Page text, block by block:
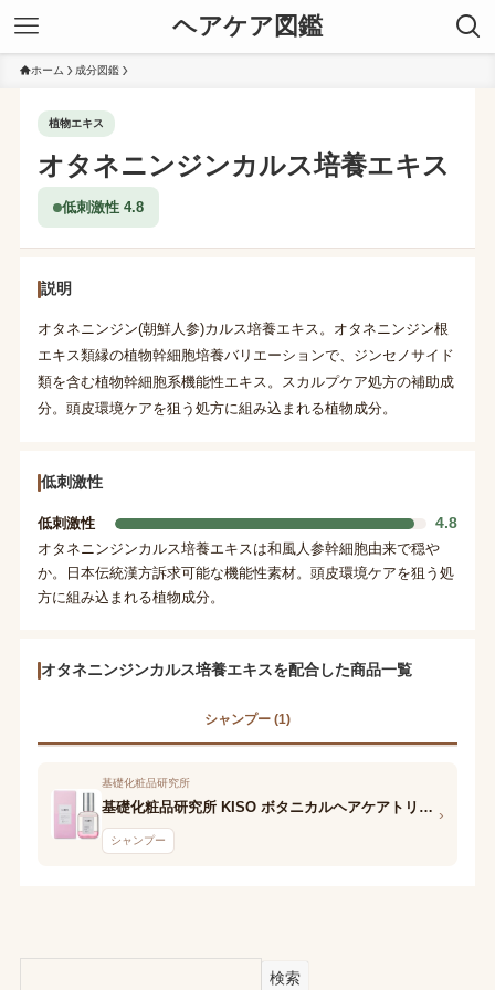
ヘアケア図鑑
ホーム 成分図鑑
植物エキス
オタネニンジンカルス培養エキス
低刺激性 4.8
説明
オタネニンジン(朝鮮人参)カルス培養エキス。オタネニンジン根
エキス類縁の植物幹細胞培養バリエーションで、ジンセノサイド
類を含む植物幹細胞系機能性エキス。スカルプケア処方の補助成
分。頭皮環境ケアを狙う処方に組み込まれる植物成分。
低刺激性
低刺激性 4.8
オタネニンジンカルス培養エキスは和風人参幹細胞由来で穏や
か。日本伝統漢方訴求可能な機能性素材。頭皮環境ケアを狙う処
方に組み込まれる植物成分。
オタネニンジンカルス培養エキスを配合した商品一覧
シャンプー (1)
基礎化粧品研究所
基礎化粧品研究所 KISO ボタニカルヘアケアトリートメント モイスト
シャンプー
›
検索